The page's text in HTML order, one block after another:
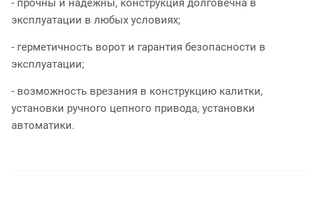
- прочны и надежны, конструкция долговечна в
эксплуатации в любых условиях;
- герметичность ворот и гарантия безопасности в
эксплуатации;
- возможность врезания в конструкцию калитки,
установки ручного цепного привода, установки
автоматики.